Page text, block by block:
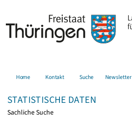
Home Kontakt Suche Newsletter
STATISTISCHE DATEN
Sachliche Suche